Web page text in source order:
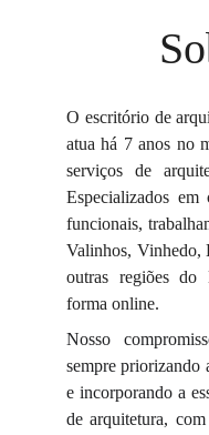
O escritório de
atua há 7 anos no
serviços de
Especializados em
funcionais,
Valinhos, Vinhedo,
outras regiões do
forma online.
Nosso
sempre priorizando
e incorporando a
de arquitetura,